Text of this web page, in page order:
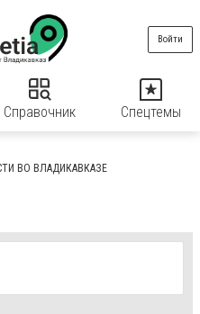
Справочник Спецтемы
Войти
ВО ВЛАДИКАВКАЗЕ